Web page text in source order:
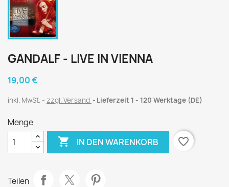
GANDALF - LIVE IN VIENNA
19,00 €
inkl. MwSt. zzgl. Versand Lieferzeit 1 - 120 Werktage (DE)
Menge
 IN DEN WARENKORB favorite_border
Teilen